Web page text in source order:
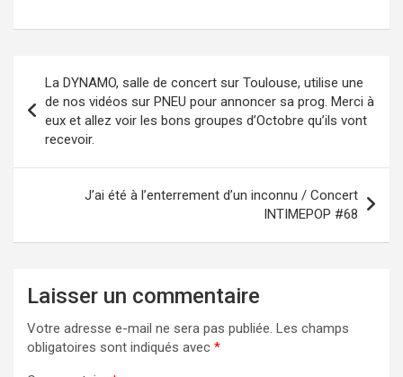
de
l’article
La DYNAMO, salle de concert sur Toulouse, utilise une
de nos vidéos sur PNEU pour annoncer sa prog. Merci à
eux et allez voir les bons groupes d’Octobre qu’ils vont
recevoir.
J’ai été à l’enterrement d’un inconnu / Concert
INTIMEPOP #68
Laisser un commentaire
Votre adresse e-mail ne sera pas publiée. Les champs
obligatoires sont indiqués avec *